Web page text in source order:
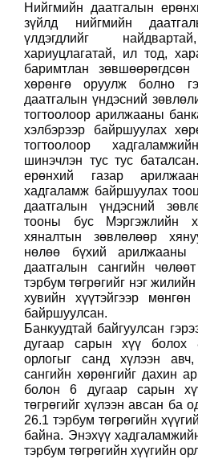
Нийгмийн даатгалын
зүйлд нийгмийн
үлдэгдлийг
хариуцлагатай, ил тод,
баримтлан зөвшөөрөгдсөн
хөрөнгө оруулж болно
даатгалын үндэсний
тогтоолоор арилжааны
хэлбэрээр байршуулах
тогтоолоор
шинэчлэн тус тус баталсан.
ерөнхий газар
хадгаламж байршуулах
даатгалын үндэсний
тооны бус Мэргэжлийн
хяналтын зөвлөлөөр
нөлөө бүхий арилжааны
даатгалын сангийн
тэрбум төгрөгийг нэг
хувийн хүүтэйгээр
байршуулсан.
Банкуудтай байгуулсан
дугаар сарын хүү болох
орлогыг санд хүлээн
сангийн хөрөнгийг дахин
болон 6 дугаар сарын
төгрөгийг хүлээн авсан ба
26.1 тэрбум төгрөгийн
байна. Энэхүү
тэрбум төгрөгийн хүүгийн